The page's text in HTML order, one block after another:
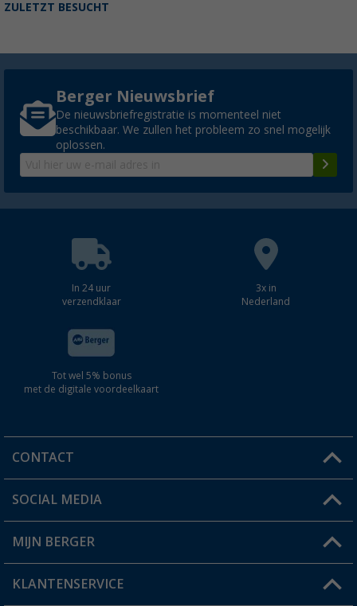
ZULETZT BESUCHT
Berger Nieuwsbrief
De nieuwsbriefregistratie is momenteel niet
beschikbaar. We zullen het probleem zo snel mogelijk
oplossen.
In 24 uur
verzendklaar
3x in
Nederland
Tot wel 5% bonus
met de digitale voordeelkaart
CONTACT
Een vraag?
Winkel vinden
SOCIAL MEDIA
MIJN BERGER
Mijn account
KLANTENSERVICE